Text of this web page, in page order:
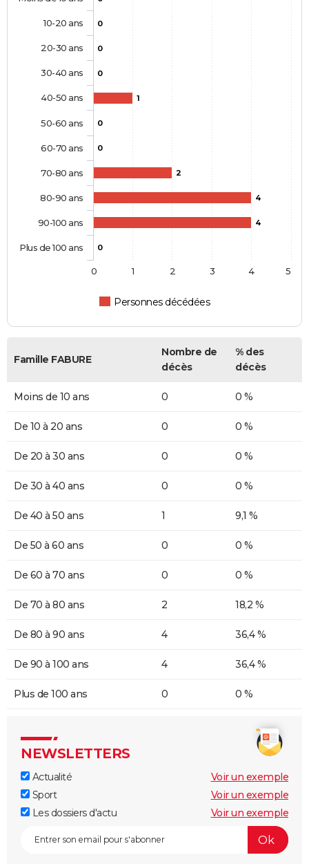
0
0
0
1
0
0
2
4
4
0
Personnes décédées
10-20 ans
20-30 ans
30-40 ans
40-50 ans
50-60 ans
60-70 ans
70-80 ans
80-90 ans
90-100 ans
Plus de 100 ans
0 1 2 3 4 5
Famille FABURE
Nombre de
décès
% des
décès
Moins de 10 ans 0 0 %
De 10 à 20 ans 0 0 %
De 20 à 30 ans 0 0 %
De 30 à 40 ans 0 0 %
De 40 à 50 ans 1 9,1 %
De 50 à 60 ans 0 0 %
De 60 à 70 ans 0 0 %
De 70 à 80 ans 2 18,2 %
De 80 à 90 ans 4 36,4 %
De 90 à 100 ans 4 36,4 %
Plus de 100 ans 0 0 %
NEWSLETTERS
Actualité
Voir un exemple
Sport
Voir un exemple
Les dossiers d'actu
Voir un exemple